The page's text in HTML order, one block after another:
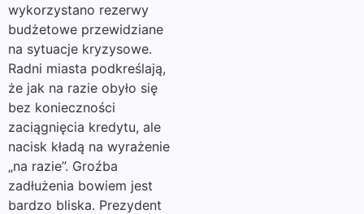
wykorzystano rezerwy
budżetowe przewidziane
na sytuacje kryzysowe.
Radni miasta podkreślają,
że jak na razie obyło się
bez konieczności
zaciągnięcia kredytu, ale
nacisk kładą na wyrażenie
„na razie”. Groźba
zadłużenia bowiem jest
bardzo bliska. Prezydent